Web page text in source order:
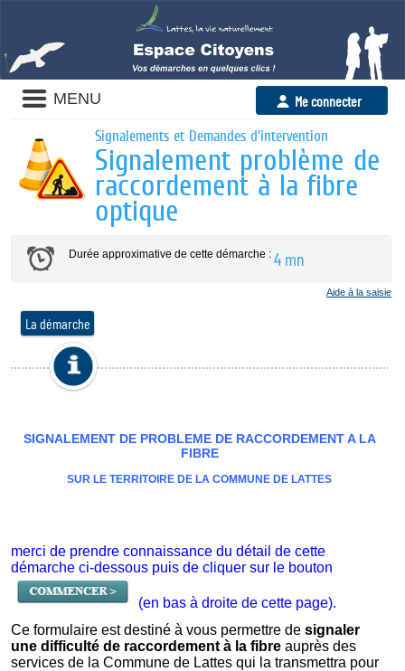
MENU Me connecter
Signalements et Demandes d'intervention
Signalement problème de
raccordement à la fibre
optique
Durée approximative de cette démarche : 4 mn
Aide à la saisie
La démarche
Panneau de gestion des cookies